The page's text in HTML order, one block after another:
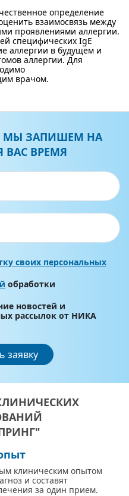
определение
взаимосвязь между
проявлениями аллергии.
специфических IgE
аллергии в будущем и
аллергии. Для
врачом.
МЫ ЗАПИШЕМ НА
ВАС ВРЕМЯ
своих персональных
обработки
новостей и
рассылок от НИКА
заявку
клиническим опытом
и составят
за один прием.